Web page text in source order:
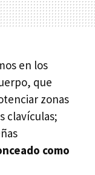
en los
que
zonas
clavículas;
como